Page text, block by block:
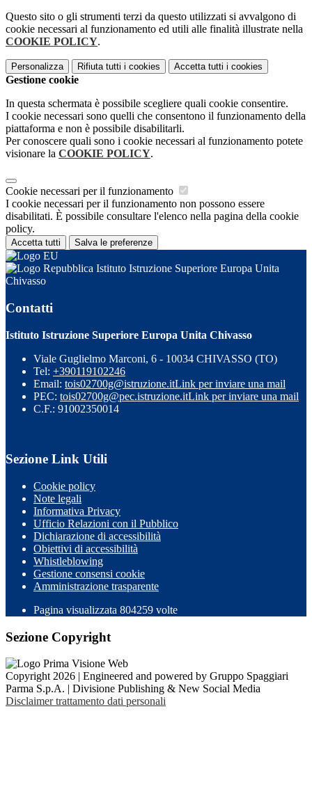
Questo sito o gli strumenti terzi da questo utilizzati si avvalgono di
cookie necessari al funzionamento ed utili alle finalità illustrate nella
COOKIE POLICY.
Personalizza Rifiuta tutti i cookies Accetta tutti i cookies
Gestione cookie
In questa schermata è possibile scegliere quali cookie consentire.
I cookie necessari sono quelli che consentono il funzionamento della
piattaforma e non è possibile disabilitarli.
Per conoscere quali sono i cookie necessari al funzionamento potete
visionare la COOKIE POLICY.
Cookie necessari per il funzionamento
I cookie necessari per il funzionamento non possono essere
disabilitati. È possibile consultare l'elenco nella pagina della cookie
policy.
Accetta tutti Salva le preferenze
Istituto Istruzione Superiore Europa Unita
Chivasso
Contatti
Istituto Istruzione Superiore Europa Unita Chivasso
Viale Guglielmo Marconi, 6 - 10034 CHIVASSO (TO)
Tel: +390119102246
Email: tois02700g@istruzione.itLink per inviare una mail
PEC: tois02700g@pec.istruzione.itLink per inviare una mail
C.F.: 91002350014
Sezione Link Utili
Cookie policy
Note legali
Informativa Privacy
Ufficio Relazioni con il Pubblico
Dichiarazione di accessibilità
Obiettivi di accessibilità
Whistleblowing
Gestione consensi cookie
Amministrazione trasparente
Pagina visualizzata 804259 volte
Sezione Copyright
Copyright 2026 | Engineered and powered by Gruppo Spaggiari
Parma S.p.A. | Divisione Publishing & New Social Media
Disclaimer trattamento dati personali